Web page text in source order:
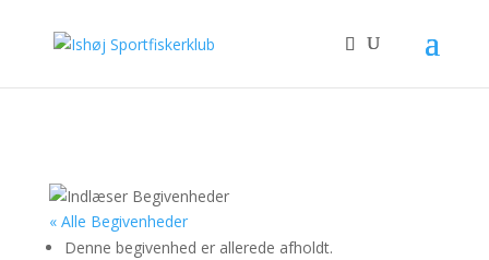
« Alle Begivenheder
Denne begivenhed er allerede afholdt.